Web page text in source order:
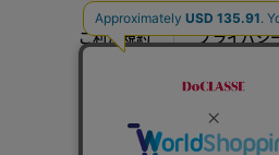
オフホワイ
ト
ブラック
ご利用規約 プライバシ